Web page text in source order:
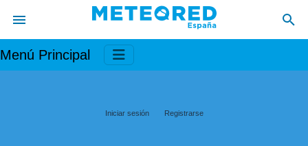
Menú Principal
Iniciar sesión Registrarse